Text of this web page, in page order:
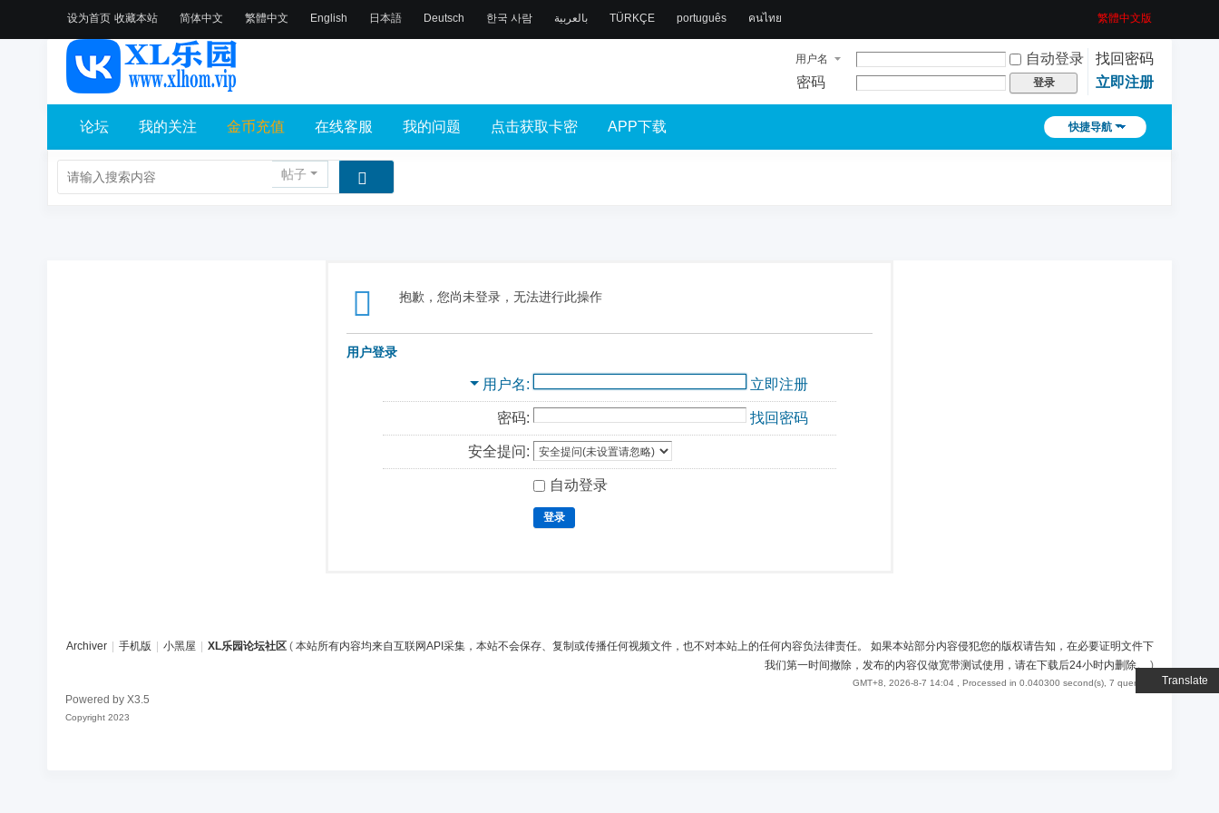
设为首页 收藏本站
Translate
简体中文 繁體中文 English 日本語 Deutsch 한국 사람 بالعربية TÜRKÇE português คนไทย 繁體中文版
用户名 自动登录
找回密码
密码
登录 立即注册
快捷导航
论坛 我的关注 金币充值 在线客服 我的问题 点击获取卡密 APP下载
帖子
抱歉，您尚未登录，无法进行此操作
用户登录
用户名 立即注册
密码: 找回密码
安全提问:
自动登录
登录
Archiver 手机版 小黑屋 XL乐园论坛社区 ( 本站所有内容均来自互联网API采集，本站不会保存、复制或传播任何视频文件，也不对本站上的任何内容负法律责任。 如果本站部分内容侵犯您的版权请告知，在必要证明文件下
我们第一时间撤除，发布的内容仅做宽带测试使用，请在下载后24小时内删除。)
GMT+8, 2026-8-7 14:04 , Processed in 0.040300 second(s), 7 queries .
Powered by X3.5
Copyright 2023